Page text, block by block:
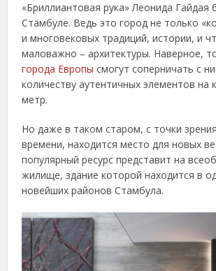
«Бриллиантовая рука» Леонида Гайдая
Стамбуле. Ведь это город не только
и многовековых традиций, истории, и
маловажно – архитектуры. Наверное,
города Европы смогут соперничать с
количеству аутентичных элементов на
метр.
Но даже в таком старом, с точки
времени, находится место для новых
популярный ресурс представит на
жилище, здание которой находится в
новейших районов Стамбула.